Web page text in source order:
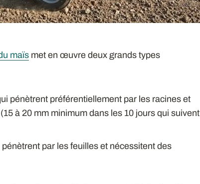
maïsmet en œuvre deux grands types
pénètrent préférentiellement par les racines et
à 20 mm minimum dans les 10 jours qui suivent
par les feuilles et nécessitent des